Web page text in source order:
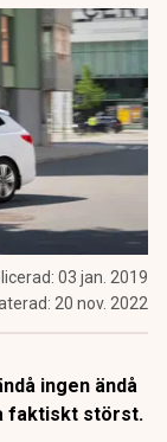
03 jan. 2019
20 nov. 2022
ingen ändå
faktiskt störst.